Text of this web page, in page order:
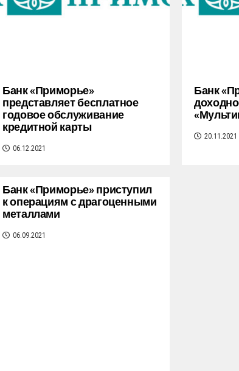
Банк «Приморье»
представляет бесплатное
годовое обслуживание
кредитной карты
06.12.2021
Банк
20.11.2021
Банк «Приморье» приступил
к операциям с драгоценными
металлами
06.09.2021